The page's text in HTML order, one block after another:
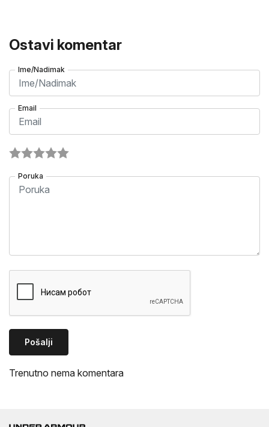
Ostavi komentar
Ime/Nadimak
Email
Poruka
Pošalji
Trenutno nema komentara